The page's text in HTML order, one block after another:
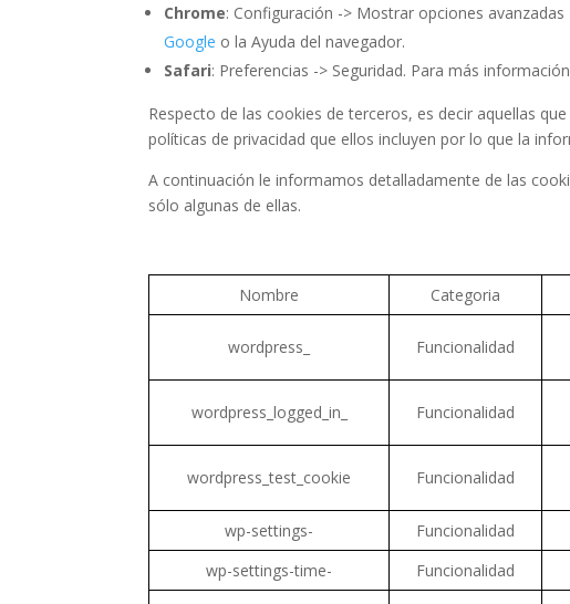
Chrome: Configuración -> Mostrar opciones
Google o la Ayuda del navegador.
Safari: Preferencias -> Seguridad. Para más
Respecto de las cookies de terceros, es decir aquellas
políticas de privacidad que ellos incluyen por lo que la
A continuación le informamos detalladamente de las
sólo algunas de ellas.
Nombre Categoria
wordpress_ Funcionalidad
wordpress_logged_in_ Funcionalidad
wordpress_test_cookie Funcionalidad
wp-settings- Funcionalidad
wp-settings-time-
Funcionalidad